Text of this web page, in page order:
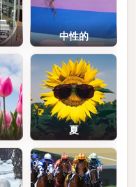
中性的
夏